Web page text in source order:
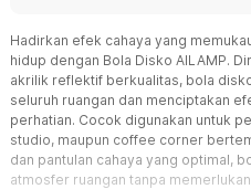
Hadirkan efek cahaya yang
hidup dengan Bola Disko AILAMP.
akrilik reflektif berkualitas, bola
seluruh ruangan dan menciptakan
perhatian. Cocok digunakan untuk
studio, maupun coffee corner
dan pantulan cahaya yang optimal,
atmosfer ruangan tanpa